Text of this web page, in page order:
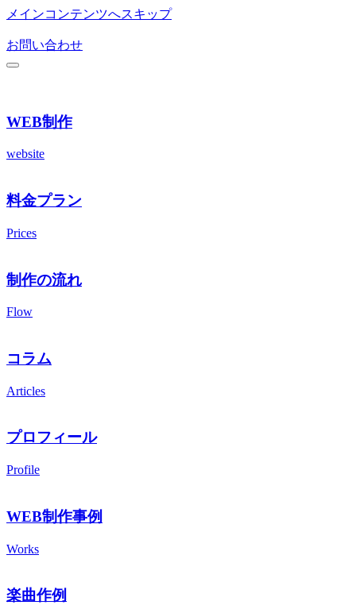
メインコンテンツへスキップ
お問い合わせ
WEB制作
website
料金プラン
Prices
制作の流れ
Flow
コラム
Articles
プロフィール
Profile
WEB制作事例
Works
楽曲作例